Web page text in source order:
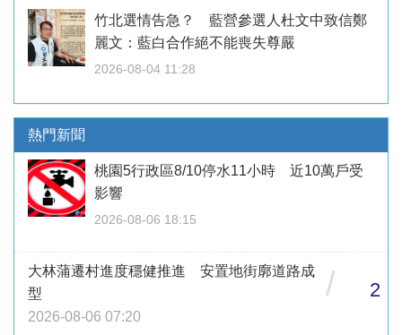
竹北選情告急？ 藍營參選人杜文中致信鄭
麗文：藍白合作絕不能喪失尊嚴
2026-08-04 11:28
熱門新聞
桃園5行政區8/10停水11小時 近10萬戶受
影響
2026-08-06 18:15
大林蒲遷村進度穩健推進 安置地街廓道路成
型
2026-08-06 07:20
/ 2